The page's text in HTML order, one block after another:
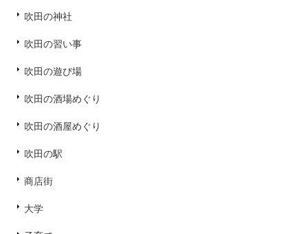
吹田の神社
吹田の習い事
吹田の遊び場
吹田の酒場めぐり
吹田の酒屋めぐり
吹田の駅
商店街
大学